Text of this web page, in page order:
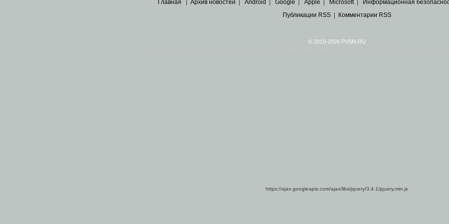
Главная Архив новостей Android Google Apple Microsoft| Информационная
Публикации RSS| Комментарии RSS
© 2010-2026 PVSM.RU
https://ajax.googleapis.com/ajax/libs/jquery/3.4.1/jquery.min.js